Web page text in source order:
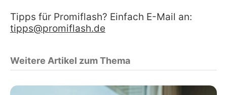
Tipps für Promiflash? Einfach E-Mail an:
tipps@promiflash.de
Weitere Artikel zum Thema